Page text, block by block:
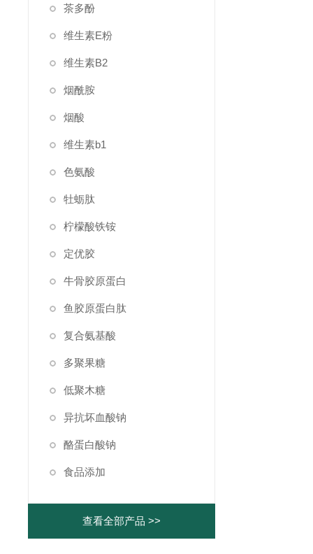
茶多酚
维生素E粉
维生素B2
烟酰胺
烟酸
维生素b1
色氨酸
牡蛎肽
柠檬酸铁铵
定优胶
牛骨胶原蛋白
鱼胶原蛋白肽
复合氨基酸
多聚果糖
低聚木糖
异抗坏血酸钠
酪蛋白酸钠
食品添加
查看全部产品 >>